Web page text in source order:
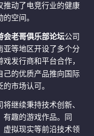
推动了电竞行业的健康
空间。
会老哥俱乐部论坛公司
亚等地区开设了多个分
发行商和平台合作，
己的优质产品推向国际
市场认可。
将继续秉持技术创新、
趣的游戏作品。同
虚拟现实等前沿技术领